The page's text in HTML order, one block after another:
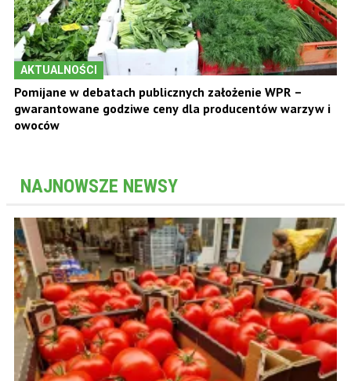
AKTUALNOŚCI
Pomijane w debatach publicznych założenie WPR –
gwarantowane godziwe ceny dla producentów warzyw i
owoców
NAJNOWSZE NEWSY